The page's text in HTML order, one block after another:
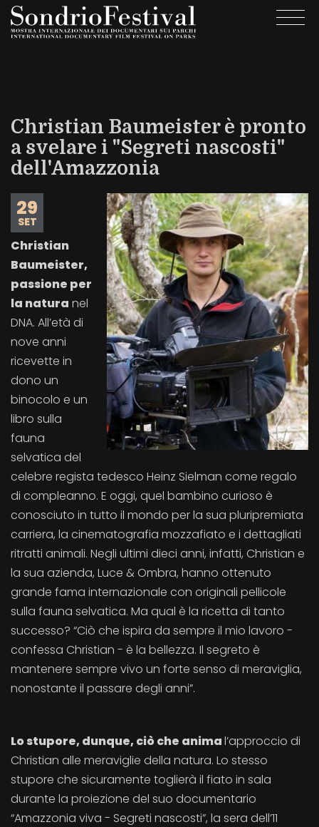
Salta
Christian Baumeister è pronto
a svelare i "Segreti nascosti"
dell'Amazzonia
29
SET
Christian
Baumeister,
passione per
la natura nel
DNA. All’età di
nove anni
ricevette in
dono un
binocolo e un
libro sulla
fauna
selvatica del
celebre regista tedesco Heinz Sielman come regalo
di compleanno. E oggi, quel bambino curioso è
conosciuto in tutto il mondo per la sua pluripremiata
carriera, la cinematografia mozzafiato e i dettagliati
ritratti animali. Negli ultimi dieci anni, infatti, Christian e
la sua azienda, Luce & Ombra, hanno ottenuto
grande fama internazionale con originali pellicole
sulla fauna selvatica. Ma qual è la ricetta di tanto
successo? “Ciò che ispira da sempre il mio lavoro -
confessa Christian - è la bellezza. Il segreto è
mantenere sempre vivo un forte senso di meraviglia,
nonostante il passare degli anni”.
Lo stupore, dunque, ciò che animal’approccio di
Christian alle meraviglie della natura. Lo stesso
stupore che sicuramente toglierà il fiato in sala
durante la proiezione del suo documentario
“Amazzonia viva - Segreti nascosti”, la sera dell’11